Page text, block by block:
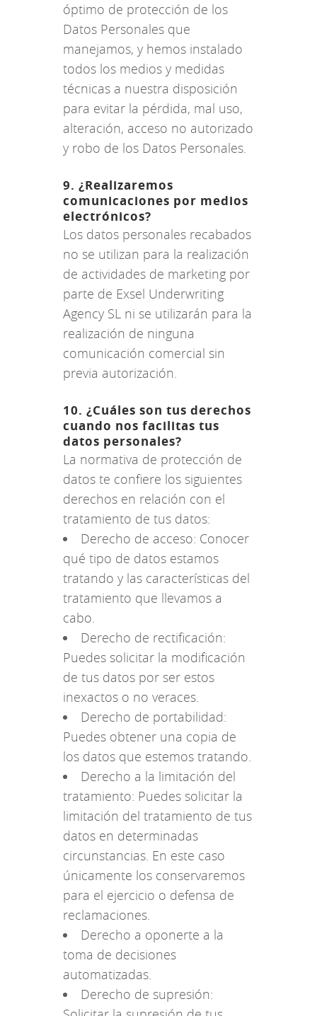
óptimo de protección de los
Datos Personales que
manejamos, y hemos instalado
todos los medios y medidas
técnicas a nuestra disposición
para evitar la pérdida, mal uso,
alteración, acceso no autorizado
y robo de los Datos Personales.
9. ¿Realizaremos
comunicaciones por medios
electrónicos?
Los datos personales recabados
no se utilizan para la realización
de actividades de marketing por
parte de Exsel Underwriting
Agency SL ni se utilizarán para la
realización de ninguna
comunicación comercial sin
previa autorización.
10. ¿Cuáles son tus derechos
cuando nos facilitas tus
datos personales?
La normativa de protección de
datos te confiere los siguientes
derechos en relación con el
tratamiento de tus datos:
Derecho de acceso: Conocer
qué tipo de datos estamos
tratando y las características del
tratamiento que llevamos a
cabo.
Derecho de rectificación:
Puedes solicitar la modificación
de tus datos por ser estos
inexactos o no veraces.
Derecho de portabilidad:
Puedes obtener una copia de
los datos que estemos tratando.
Derecho a la limitación del
tratamiento: Puedes solicitar la
limitación del tratamiento de tus
datos en determinadas
circunstancias. En este caso
únicamente los conservaremos
para el ejercicio o defensa de
reclamaciones.
Derecho a oponerte a la
toma de decisiones
automatizadas.
Derecho de supresión: